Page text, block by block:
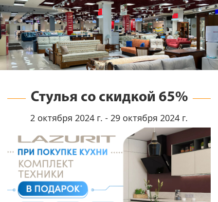
Стулья со скидкой 65%
2 октября 2024 г. - 29 октября 2024 г.